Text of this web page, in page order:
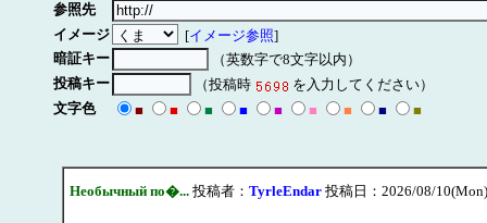
参照先
イメージ
[イメージ参照]
暗証キー
（英数字で8文字以内）
投稿キー
（投稿時
を入力してください）
文字色
■ ■ ■ ■ ■ ■ ■ ■ ■
Необычный по�...投稿者： TyrleEndar投稿日：2026/08/